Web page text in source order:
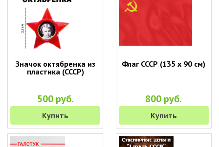
Значок октябренка из
пластика (СССР)
500 руб.
Купить
Флаг СССР (135 х 90 см)
800 руб.
Купить